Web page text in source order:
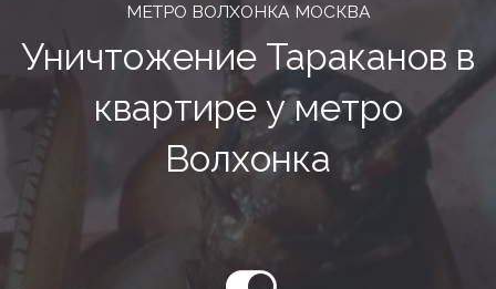
МЕТРО ВОЛХОНКА МОСКВА
Уничтожение Тараканов в
квартире у метро
Волхонка